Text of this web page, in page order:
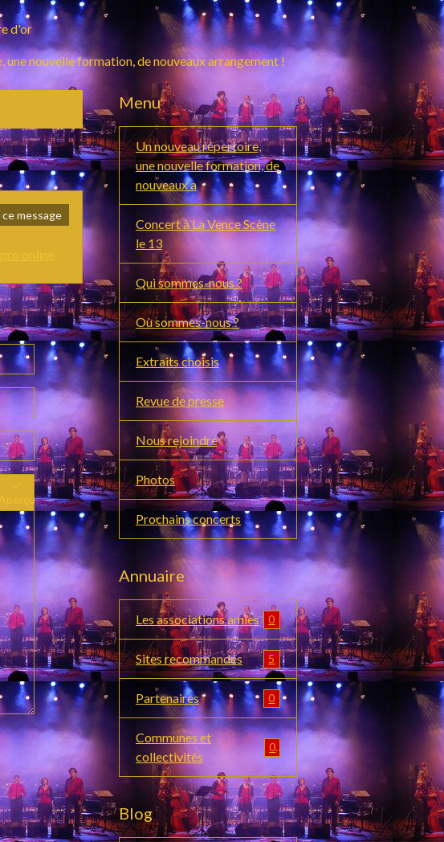
d'or
une nouvelle formation, de nouveaux arrangement !
message
online
Aperçu
Menu
Un nouveau répertoire,
une nouvelle formation, de
nouveaux a
Concert à La Vence Scène
le 13
Qui sommes-nous ?
Où sommes-nous ?
Extraits choisis
Revue de presse
Nous rejoindre
Photos
Prochains concerts
Annuaire
Les associations amies 0
Sites recommandés 5
Partenaires 0
Communes et
collectivités
0
Blog